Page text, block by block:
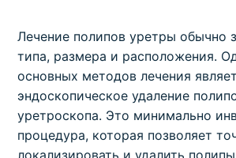
Лечение полипов уретры обычно
типа, размера и расположения.
основных методов лечения
эндоскопическое удаление
уретроскопа. Это минимально
процедура, которая позволяет
локализировать и удалить